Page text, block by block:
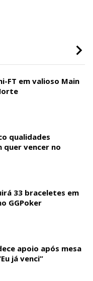
FT em valioso Main
qualidades
quer vencer no
33 braceletes em
GGPoker
apoio após mesa
já venci”